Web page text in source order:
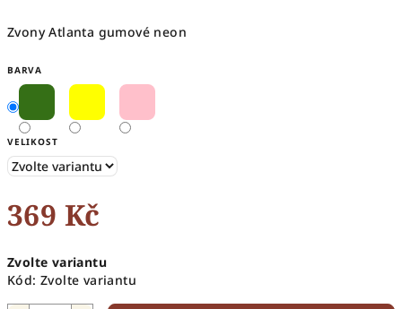
Zvony Atlanta gumové neon
BARVA
VELIKOST
369 Kč
cena:
Zvolte variantu
Kód: Zvolte variantu